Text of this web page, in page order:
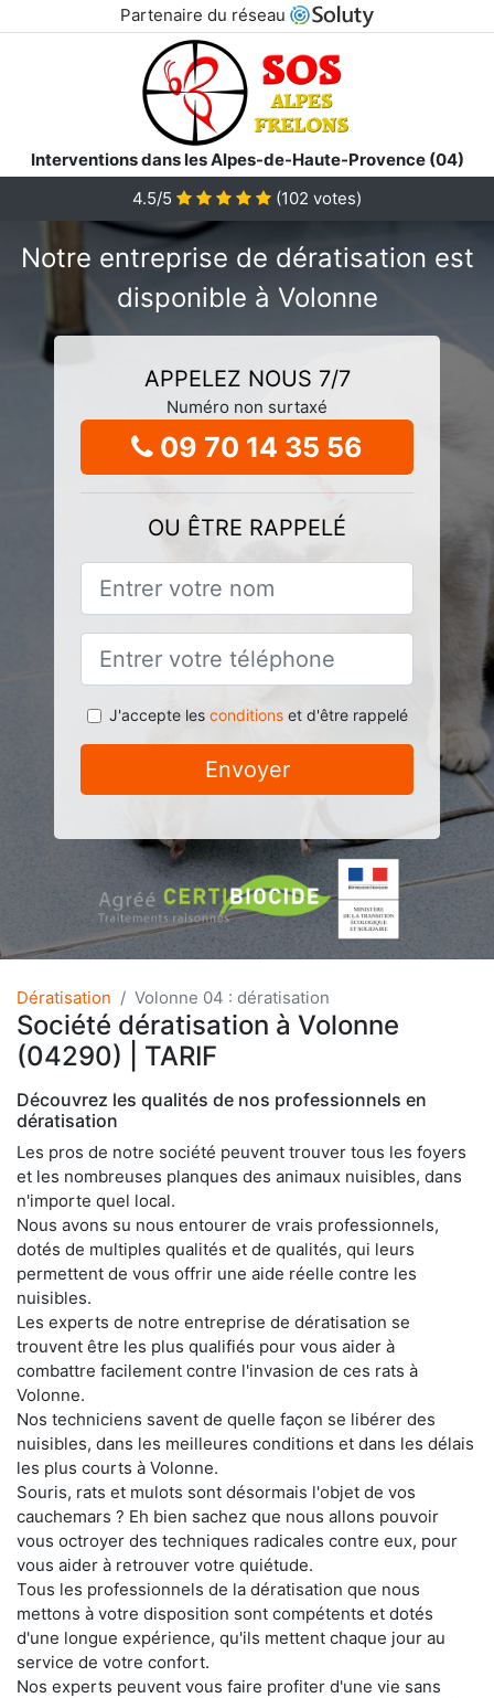
Partenaire du réseau
Interventions dans les Alpes-de-Haute-Provence (04)
4.5/5
(102 votes)
Notre entreprise de dératisation est
disponible à Volonne
APPELEZ NOUS 7/7
Numéro non surtaxé
09 70 14 35 56
OU ÊTRE RAPPELÉ
J'accepte les conditionset d'être rappelé
Envoyer
Dératisation Volonne 04 : dératisation
Société dératisation à Volonne
(04290) | TARIF
Découvrez les qualités de nos professionnels en
dératisation
Les pros de notre société peuvent trouver tous les foyers
et les nombreuses planques des animaux nuisibles, dans
n'importe quel local.
Nous avons su nous entourer de vrais professionnels,
dotés de multiples qualités et de qualités, qui leurs
permettent de vous offrir une aide réelle contre les
nuisibles.
Les experts de notre entreprise de dératisation se
trouvent être les plus qualifiés pour vous aider à
combattre facilement contre l'invasion de ces rats à
Volonne.
Nos techniciens savent de quelle façon se libérer des
nuisibles, dans les meilleures conditions et dans les délais
les plus courts à Volonne.
Souris, rats et mulots sont désormais l'objet de vos
cauchemars ? Eh bien sachez que nous allons pouvoir
vous octroyer des techniques radicales contre eux, pour
vous aider à retrouver votre quiétude.
Tous les professionnels de la dératisation que nous
mettons à votre disposition sont compétents et dotés
d'une longue expérience, qu'ils mettent chaque jour au
service de votre confort.
Nos experts peuvent vous faire profiter d'une vie sans